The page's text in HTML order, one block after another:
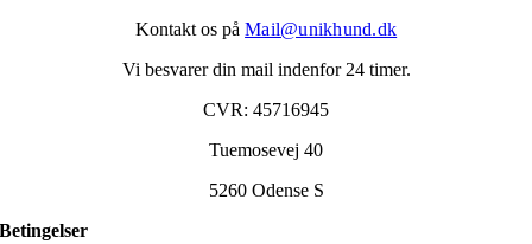
Kontakt os på Mail@unikhund.dk
Vi besvarer din mail indenfor 24 timer.
CVR: 45716945
Tuemosevej 40
5260 Odense S
Betingelser